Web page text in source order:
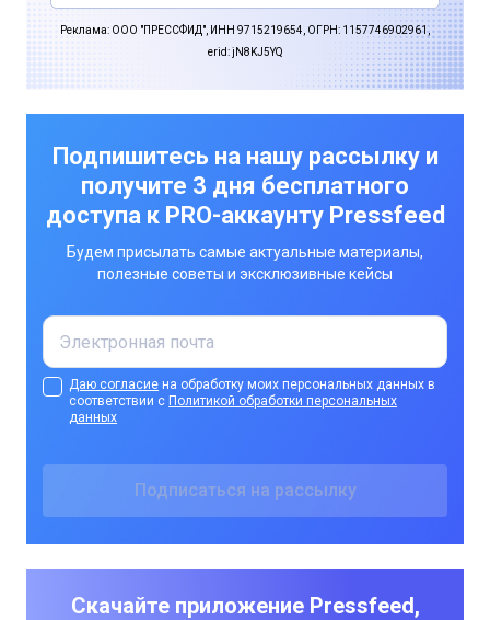
Реклама: ООО "ПРЕССФИД", ИНН 9715219654, ОГРН: 1157746902961,
erid: jN8KJ5YQ
Подпишитесь на нашу рассылку и
получите 3 дня бесплатного
доступа к PRO-аккаунту Pressfeed
Будем присылать самые актуальные материалы,
полезные советы и эксклюзивные кейсы
Даю согласие на обработку моих персональных данных в
соответствии с Политикой обработки персональных
данных
Скачайте приложение Pressfeed,